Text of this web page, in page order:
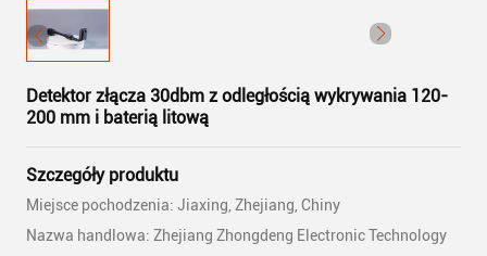
Detektor złącza 30dbm z odległością wykrywania 120-
200 mm i baterią litową
Szczegóły produktu
Miejsce pochodzenia: Jiaxing, Zhejiang, Chiny
Nazwa handlowa: Zhejiang Zhongdeng Electronic Technology